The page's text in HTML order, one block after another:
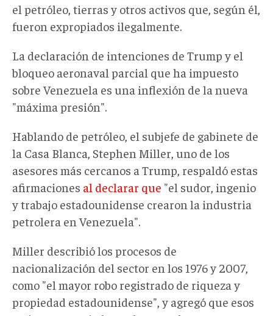
el petróleo, tierras y otros activos que, según él,
fueron expropiados ilegalmente.
La declaración de intenciones de Trump y el
bloqueo aeronaval parcial que ha impuesto
sobre Venezuela es una inflexión de la nueva
"máxima presión".
Hablando de petróleo, el subjefe de gabinete de
la Casa Blanca, Stephen Miller, uno de los
asesores más cercanos a Trump, respaldó estas
afirmaciones al declarar que "el sudor, ingenio
y trabajo estadounidense crearon la industria
petrolera en Venezuela".
Miller describió los procesos de
nacionalización del sector en los 1976 y 2007,
como "el mayor robo registrado de riqueza y
propiedad estadounidense", y agregó que esos